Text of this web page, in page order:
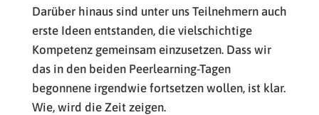
Darüber hinaus sind unter uns Teilnehmern auch
erste Ideen entstanden, die vielschichtige
Kompetenz gemeinsam einzusetzen. Dass wir
das in den beiden Peerlearning-Tagen
begonnene irgendwie fortsetzen wollen, ist klar.
Wie, wird die Zeit zeigen.